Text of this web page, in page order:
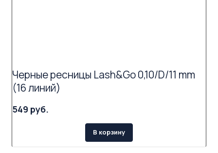
Черные ресницы Lash&Go 0,10/D/11 mm
(16 линий)
549 руб.
В корзину